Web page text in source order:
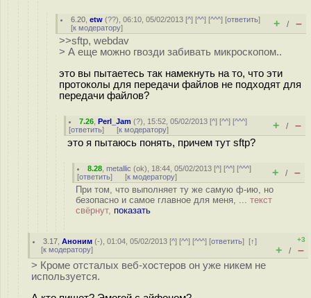
6.20 ,etw (??), 06:10, 05/02/2013 [^] [^^] [^^^] [ответить]
[к модератору] + / –
>>sftp, webdav
> А еще можно гвозди забивать микроскопом..
это вы пытаетесь так намекнуть на то, что эти
протоколы для передачи файлов не подходят для
передачи файлов?
7.26 ,Perl_Jam (?), 15:52, 05/02/2013 [^] [^^] [^^^]
[ответить] [к модератору] + / –
это я пытаюсь понять, причем тут sftp?
8.28 ,metallic (ok), 18:44, 05/02/2013 [^] [^^] [^^^]
[ответить] [к модератору] + / –
При том, что выполняет ту же самую ф-ию, но
безопасно и самое главное для меня, ... текст
свёрнут, показать
3.17 ,Аноним (-), 01:04, 05/02/2013 [^] [^^] [^^^] [ответить][↑]
[к модератору]
+3
+ / –
> Кроме отсталых веб-хостеров он уже никем не
используется.